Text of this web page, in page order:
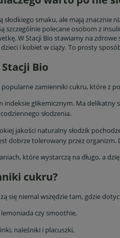
smaku, ale mają znacznie
szczególnie polecane osobom z
W Stacji Bio stawiamy na
i kobiet w ciąży. To prosty
Bio
zamienniki cukru, które z
indeksie glikemicznym. Ma
słodzenia.
jakości naturalny słodzik
dobrze tolerowany przez
które wystarczą na długo, a
cukru?
się niemal wszędzie tam, gdzie
czy smoothie,
naleśniki i placuszki,